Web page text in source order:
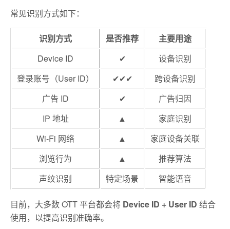
常见识别方式如下：
识别方式 是否推荐
主要用途
Device ID
✔
设备识别
登录账号（User ID）
✔✔✔
跨设备识别
广告 ID
✔
广告归因
IP 地址
▲
家庭识别
Wi-Fi 网络
▲
家庭设备关联
浏览行为
▲
推荐算法
声纹识别
特定场景 智能语音
目前，大多数 OTT 平台都会将 Device ID + User ID 结合
使用，以提高识别准确率。